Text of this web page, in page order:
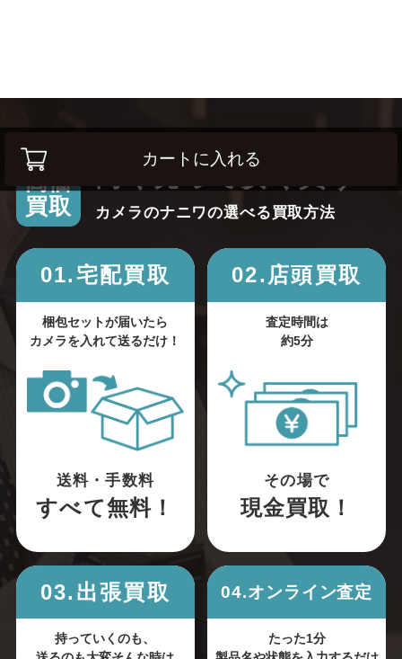
カートに入れる
高価
買取
カメラのナニワの選べる買取方法
01.宅配買取
梱包セットが届いたら
カメラを入れて送るだけ！
送料・手数料
すべて無料！
02.店頭買取
査定時間は
約5分
その場で
現金買取！
03.出張買取
持っていくのも、
04.オンライン査定
たった1分